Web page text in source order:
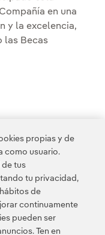
en una
y la excelencia,
las Becas
preside la
Rey preside la
el Rey preside
... 9 >
propias y de
como usuario.
tus
tu privacidad,
de
continuamente
pueden ser
Ten en